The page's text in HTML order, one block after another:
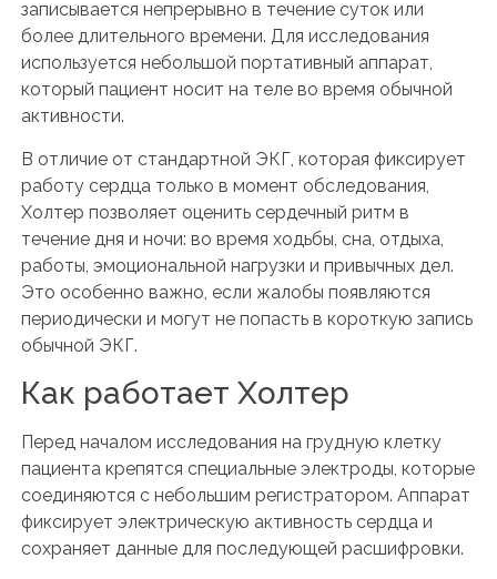
записывается непрерывно в течение суток или
более длительного времени. Для исследования
используется небольшой портативный аппарат,
который пациент носит на теле во время обычной
активности.
В отличие от стандартной ЭКГ, которая фиксирует
работу сердца только в момент обследования,
Холтер позволяет оценить сердечный ритм в
течение дня и ночи: во время ходьбы, сна, отдыха,
работы, эмоциональной нагрузки и привычных дел.
Это особенно важно, если жалобы появляются
периодически и могут не попасть в короткую запись
обычной ЭКГ.
Как работает Холтер
Перед началом исследования на грудную клетку
пациента крепятся специальные электроды, которые
соединяются с небольшим регистратором. Аппарат
фиксирует электрическую активность сердца и
сохраняет данные для последующей расшифровки.